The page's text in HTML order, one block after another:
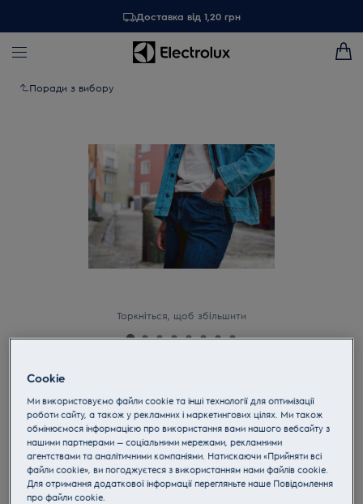
Доставка від 1,20 грн
Поради з вибору
Торкніться, щоб збільшити
EW6S4R27BX
PerfectCare 600 Компактна
пральна машина з фронтальним
завантаженням
4.8 (44)
Cookie
Ми використовуємо файли cookie та інші технології для оптимізації
роботи сайту, а також у рекламних і маркетингових цілях. Ми також
обмінюємося інформацією про використання вами нашого вебсайту з
нашими партнерами — соціальними мережами, рекламними
агентствами та аналітичними компаніями. Натискаючи «Прийняти всі
файли cookie», ви погоджуєтеся з використанням нами файлів cookie.
Для отримання додаткової інформації перегляньте наше Пoвідомлення
прo файли cookie.